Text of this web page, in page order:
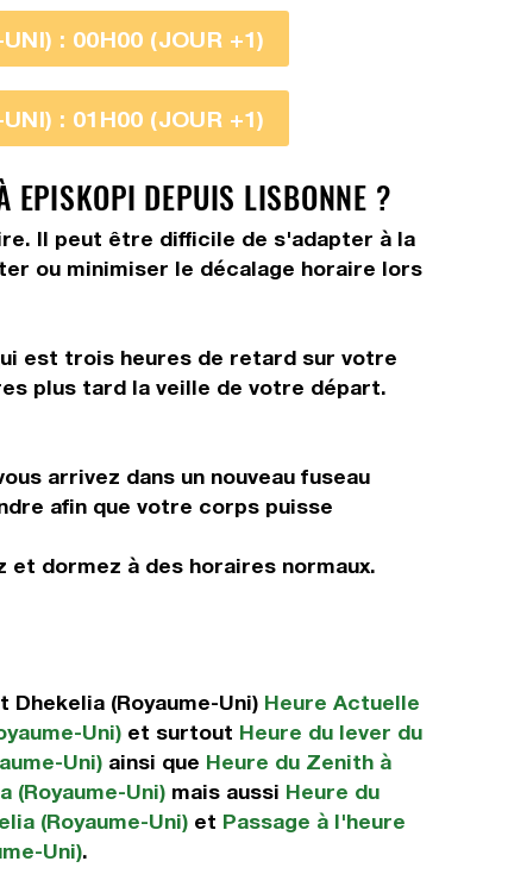
: 00H00 (JOUR +1)
: 01H00 (JOUR +1)
EPISKOPI DEPUIS LISBONNE ?
Il peut être difficile de s'adapter à la
ou minimiser le décalage horaire lors
est trois heures de retard sur votre
plus tard la veille de votre départ.
arrivez dans un nouveau fuseau
afin que votre corps puisse
et dormez à des horaires normaux.
(Royaume-Uni) Heure Actuelle
Uni) et surtout Heure du lever du
Uni) ainsi que Heure du Zenith à
(Royaume-Uni) mais aussi Heure du
(Royaume-Uni) et Passage à l'heure
Uni).